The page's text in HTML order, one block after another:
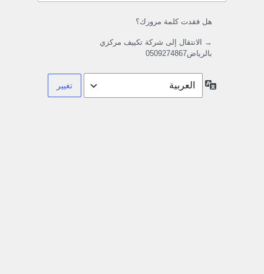
هل فقدت كلمة مرورك؟
→ الانتقال إلى شركة تكييف مركزي
بالرياض0509274867
اللغة